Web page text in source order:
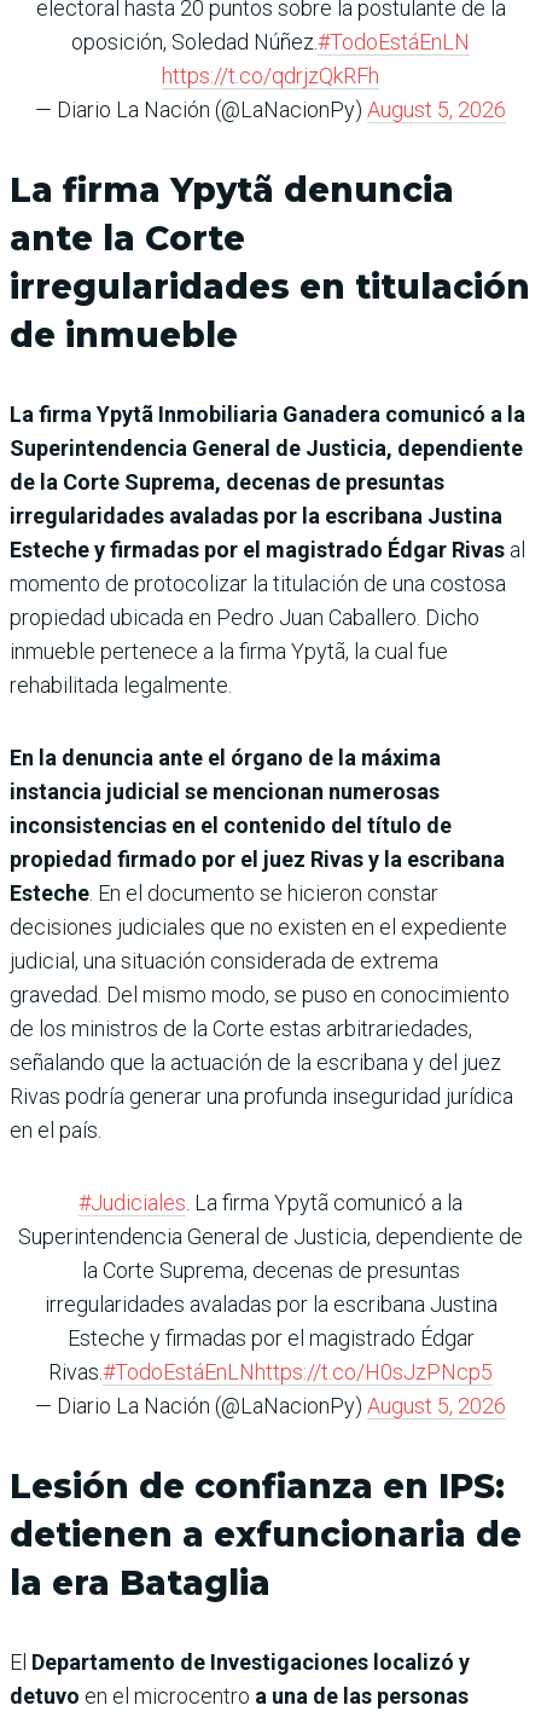
electoral hasta 20 puntos sobre la postulante de la
oposición, Soledad Núñez.#TodoEstáEnLN
https://t.co/qdrjzQkRFh
— Diario La Nación (@LaNacionPy) August 5, 2026
La firma Ypytã denuncia
ante la Corte
irregularidades en titulación
de inmueble
La firma Ypytã Inmobiliaria Ganadera comunicó a la
Superintendencia General de Justicia, dependiente
de la Corte Suprema, decenas de presuntas
irregularidades avaladas por la escribana Justina
Esteche y firmadas por el magistrado Édgar Rivas al
momento de protocolizar la titulación de una costosa
propiedad ubicada en Pedro Juan Caballero. Dicho
inmueble pertenece a la firma Ypytã, la cual fue
rehabilitada legalmente.
En la denuncia ante el órgano de la máxima
instancia judicial se mencionan numerosas
inconsistencias en el contenido del título de
propiedad firmado por el juez Rivas y la escribana
Esteche. En el documento se hicieron constar
decisiones judiciales que no existen en el expediente
judicial, una situación considerada de extrema
gravedad. Del mismo modo, se puso en conocimiento
de los ministros de la Corte estas arbitrariedades,
señalando que la actuación de la escribana y del juez
Rivas podría generar una profunda inseguridad jurídica
en el país.
#Judiciales. La firma Ypytã comunicó a la
Superintendencia General de Justicia, dependiente de
la Corte Suprema, decenas de presuntas
irregularidades avaladas por la escribana Justina
Esteche y firmadas por el magistrado Édgar
Rivas.#TodoEstáEnLNhttps://t.co/H0sJzPNcp5
— Diario La Nación (@LaNacionPy) August 5, 2026
Lesión de confianza en IPS:
detienen a exfuncionaria de
la era Bataglia
El Departamento de Investigaciones localizó y
detuvo en el microcentro a una de las personas